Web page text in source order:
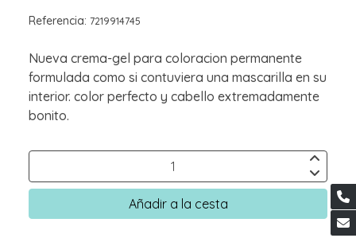
Referencia: 7219914745
Nueva crema-gel para coloracion permanente
formulada como si contuviera una mascarilla en su
interior. color perfecto y cabello extremadamente
bonito.
Añadir a la cesta